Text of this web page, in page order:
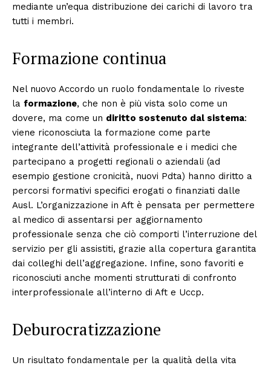
mediante un’equa distribuzione dei carichi di lavoro tra
tutti i membri.
Formazione continua
Nel nuovo Accordo un ruolo fondamentale lo riveste
la formazione, che non è più vista solo come un
dovere, ma come un diritto sostenuto dal sistema:
viene riconosciuta la formazione come parte
integrante dell’attività professionale e i medici che
partecipano a progetti regionali o aziendali (ad
esempio gestione cronicità, nuovi Pdta) hanno diritto a
percorsi formativi specifici erogati o finanziati dalle
Ausl. L’organizzazione in Aft è pensata per permettere
al medico di assentarsi per aggiornamento
professionale senza che ciò comporti l’interruzione del
servizio per gli assistiti, grazie alla copertura garantita
dai colleghi dell’aggregazione. Infine, sono favoriti e
riconosciuti anche momenti strutturati di confronto
interprofessionale all’interno di Aft e Uccp.
Deburocratizzazione
Un risultato fondamentale per la qualità della vita